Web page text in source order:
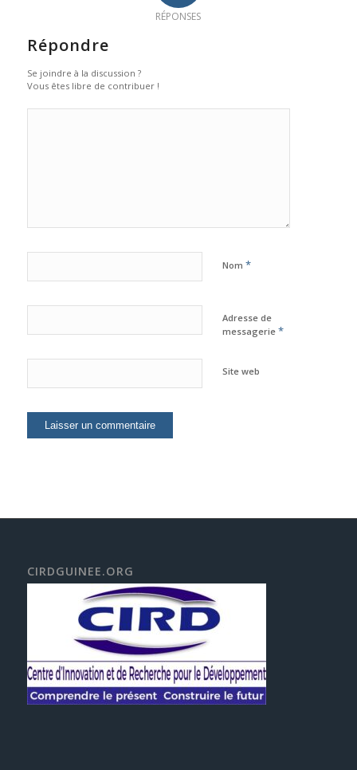
RÉPONSES
Répondre
Se joindre à la discussion ?
Vous êtes libre de contribuer !
Nom *
Adresse de
messagerie *
Site web
CIRDGUINEE.ORG